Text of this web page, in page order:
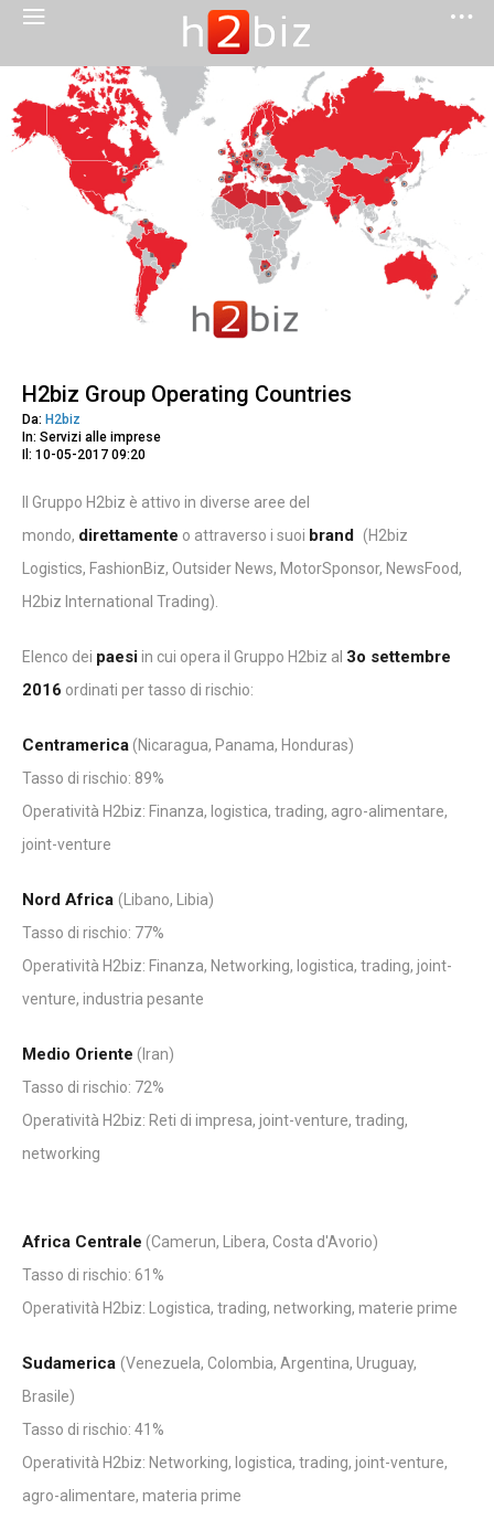
H2biz Group Operating Countries
Da: H2biz
In: Servizi alle imprese
Il: 10-05-2017 09:20
Il Gruppo H2biz è attivo in diverse aree del
mondo, direttamente o attraverso i suoi brand (H2biz
Logistics, FashionBiz, Outsider News, MotorSponsor, NewsFood,
H2biz International Trading).
Elenco dei paesiin cui opera il Gruppo H2biz al 3o settembre
2016 ordinati per tasso di rischio:
Centramerica(Nicaragua, Panama, Honduras)
Tasso di rischio: 89%
Operatività H2biz: Finanza, logistica, trading, agro-alimentare,
joint-venture
‎Nord Africa (Libano, Libia)
Tasso di rischio: 77%
Operatività H2biz: Finanza, Networking, logistica, trading, joint-
venture, industria pesante
Medio Oriente (Iran)
Tasso di rischio: 72%
Operatività H2biz: Reti di impresa, joint-venture, trading,
networking
Africa Centrale (Camerun, Libera, Costa d'Avorio)
Tasso di rischio: 61%
Operatività H2biz: Logistica, trading, networking, materie prime
‎Sudamerica (Venezuela, Colombia, Argentina, Uruguay,
Brasile)
Tasso di rischio: 41%
Operatività H2biz: Networking, logistica, trading, joint-venture,
agro-alimentare, materia prime